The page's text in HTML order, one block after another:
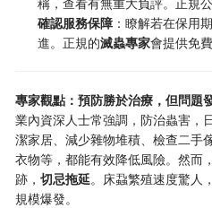
確認服務保障 ：瞭解若在保用
進。正規的滅蟲專家會提供免
專家觀點：預防勝於治療，但問題
業內資深人士常強調，防治蟲害，
潔家居、減少雜物堆積、檢查二手
衣物等，都能有效降低風險。然而
跡，切忌拖延。床蝨繁殖速度驚人
規模爆發。